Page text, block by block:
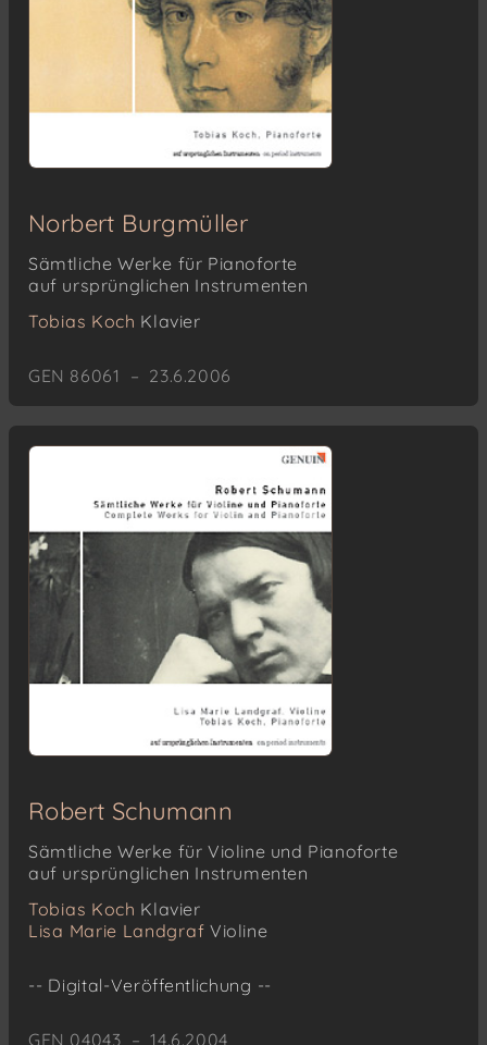
Norbert Burgmüller
Sämtliche Werke für Pianoforte
auf ursprünglichen Instrumenten
Tobias Koch Klavier
GEN 86061 – 23.6.2006
Robert Schumann
Sämtliche Werke für Violine und Pianoforte
auf ursprünglichen Instrumenten
Tobias Koch Klavier
Lisa Marie Landgraf Violine
-- Digital-Veröffentlichung --
GEN 04043 – 14.6.2004